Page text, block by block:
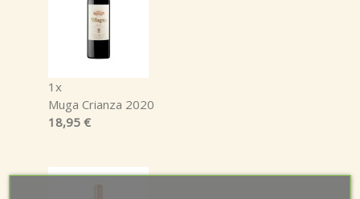
1x
Muga Crianza 2020
18,95 €